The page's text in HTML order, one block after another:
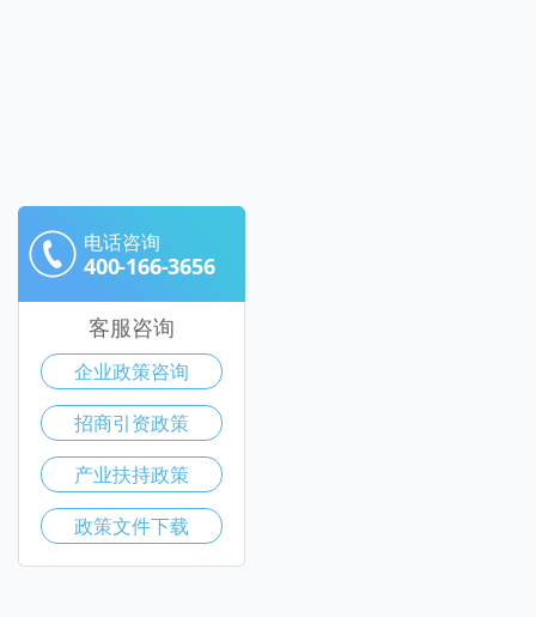
电话咨询
400-166-3656
客服咨询
企业政策咨询
招商引资政策
产业扶持政策
政策文件下载